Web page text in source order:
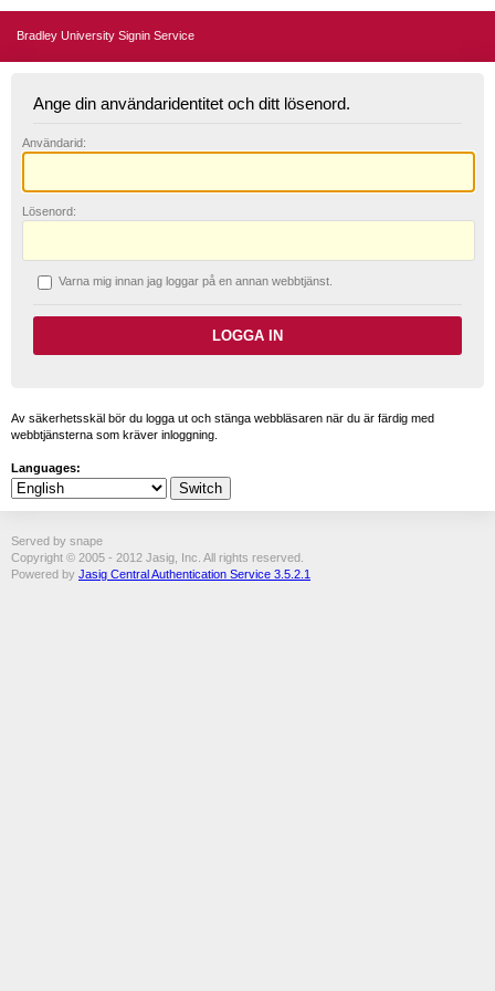
Bradley University Signin Service
Ange din användaridentitet och ditt lösenord.
Användarid:
L ösenord:
Varna mig innan jag loggar på en annan webbtjänst.
Av säkerhetsskäl bör du logga ut och stänga webbläsaren när du är färdig med
webbtjänsterna som kräver inloggning.
Languages:
Served by snape
Copyright © 2005 - 2012 Jasig, Inc. All rights reserved.
Powered by Jasig Central Authentication Service 3.5.2.1